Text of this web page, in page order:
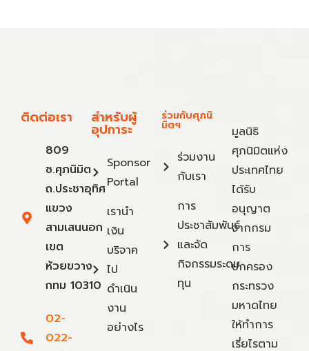
ติดต่อเรา
809
ซ.ศุภนิมิต
ถ.ประชาอุทิศ
แขวง
สามเสนนอก
เขต
ห้วยขวาง
กทม 10310
02-
022-
สำหรับผู้
อุปการะ
Sponsor
Portal
เรานำ
เงิน
บริจาค
ไป
ดำเนิน
งาน
อย่างไร
ร่วมกับศุภนิ
มิตฯ
ร่วมงาน
กับเรา
การ
ประชาสัมพันธ์
และจัด
กิจกรรมระดม
ทุน
มูลนิธิ
ศุภนิมิตแห่ง
ประเทศไทย
ได้รับ
อนุญาต
จากกรม
การ
ปกครอง
กระทรวง
มหาดไทย
ให้ทำการ
เรี่ยไรตาม